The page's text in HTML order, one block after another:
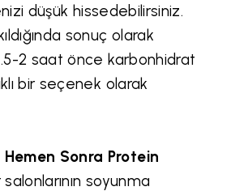
düşük hissedebilirsiniz.
sonuç olarak
2 saat önce karbonhidrat
bir seçenek olarak
Sonra Protein
soyunma